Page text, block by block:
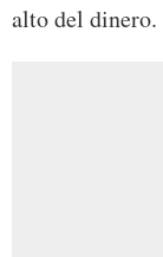
alto del dinero.